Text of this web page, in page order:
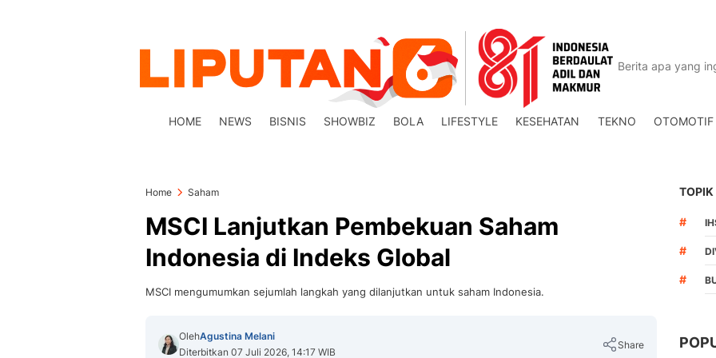
HOME NEWS BISNIS SHOWBIZ BOLA LIFESTYLE KESEHATAN TEKNO OTOMOTIF
Home Saham
MSCI Lanjutkan Pembekuan Saham
Indonesia di Indeks Global
MSCI mengumumkan sejumlah langkah yang dilanjutkan untuk saham Indonesia.
OlehAgustina Melani
Diterbitkan 07 Juli 2026, 14:17 WIB
Share
TOPIK
#
#
#